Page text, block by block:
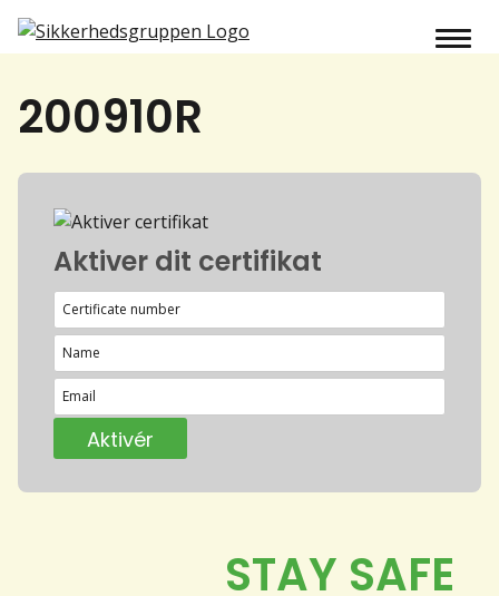
200910R
Aktiver dit certifikat